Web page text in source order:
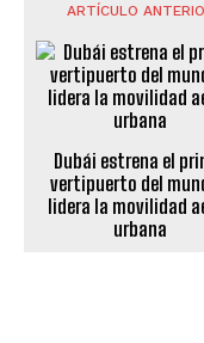
ARTÍCULO
Dubái estrena el
vertipuerto del
lidera la movilidad
urbana